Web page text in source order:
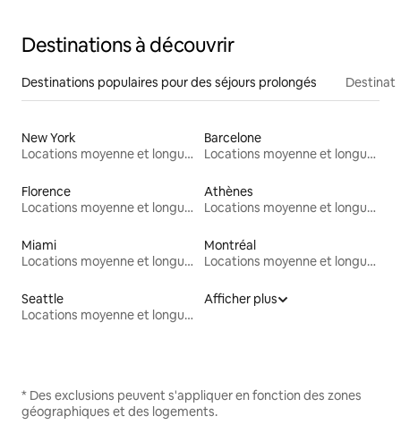
Destinations à découvrir
Destinations populaires pour des séjours prolongés
New York
Locations moyenne et longue durée
Barcelone
Locations moyenne et longue durée
Florence
Locations moyenne et longue durée
Athènes
Locations moyenne et longue durée
Miami
Locations moyenne et longue durée
Montréal
Locations moyenne et longue durée
Seattle
Locations moyenne et longue durée
Afficher plus
* Des exclusions peuvent s'appliquer en fonction des zones
géographiques et des logements.